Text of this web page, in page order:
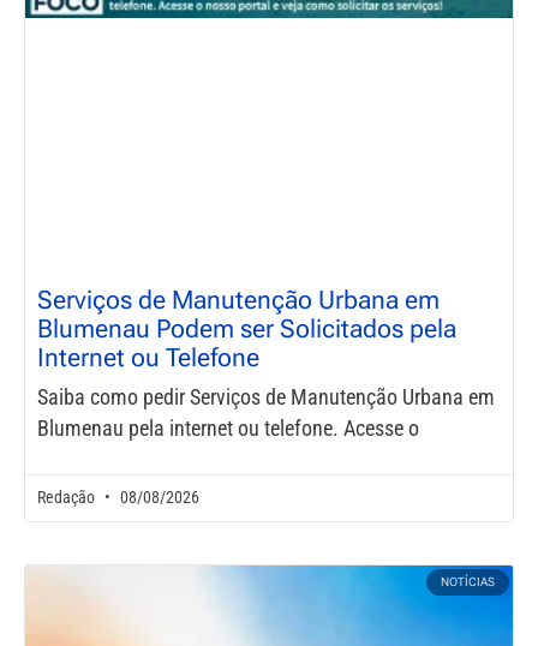
Serviços de Manutenção Urbana em
Blumenau Podem ser Solicitados pela
Internet ou Telefone
Saiba como pedir Serviços de Manutenção Urbana em
Blumenau pela internet ou telefone. Acesse o
Redação 08/08/2026
NOTÍCIAS